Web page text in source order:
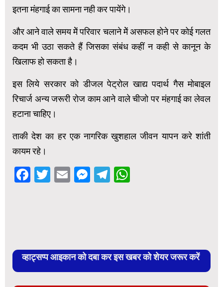
इतना मंहगाई का सामना नही कर पायेंगे।
और आने वाले समय मेें परिवार चलाने मेें असफल होने पर कोई गलत
कदम भी उठा सकते हैं जिसका संबंध कहीं न कही से कानून के
खिलाफ हो सकता है।
इस लिये सरकार को डीजल पेट्रोल खाद्य पदार्थ गैस मोबाइल
रिचार्ज अन्य जरूरी रोज काम आने वाले चीजो पर मंहगाई का लेवल
हटाना चाहिए।
ताकी देश का हर एक नागरिक खुशहाल जीवन यापन करे शांती
कायम रहे।
Facebook
Twitter
EmailMessenger
Telegram
व्हाट्सप्प आइकान को दबा कर इस खबर को शेयर जरूर करें